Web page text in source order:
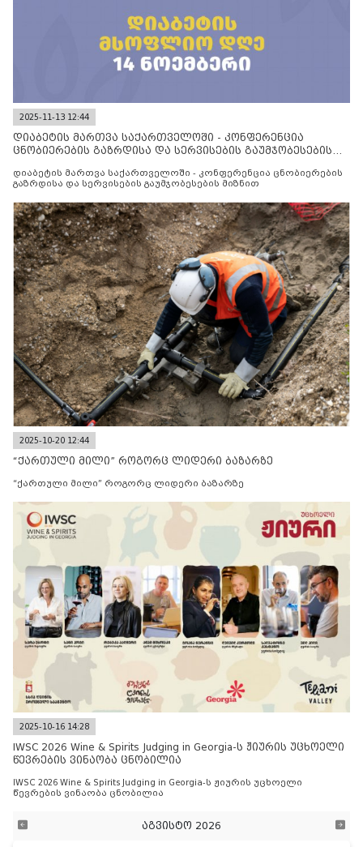
2025-11-13 12:44
დიაბეტის მართვა საქართველოში - კონფერენცია
ცნობიერების გაზრდისა და სერვისების გაუმჯობესების
დიაბეტის მართვა საქართველოში - კონფერენცია ცნობიერების
გაზრდისა და სერვისების გაუმჯობესების მიზნით
2025-10-20 12:44
“ქართული მილი” როგორც ლიდერი ბაზარზე
“ქართული მილი” როგორც ლიდერი ბაზარზე
2025-10-16 14:28
IWSC 2026 Wine & Spirits Judging in Georgia-ს ჟიურის უცხოელი
წევრების ვინაობა ცნობილია
IWSC 2026 Wine & Spirits Judging in Georgia-ს ჟიურის უცხოელი
წევრების ვინაობა ცნობილია
აგვისტო 2026